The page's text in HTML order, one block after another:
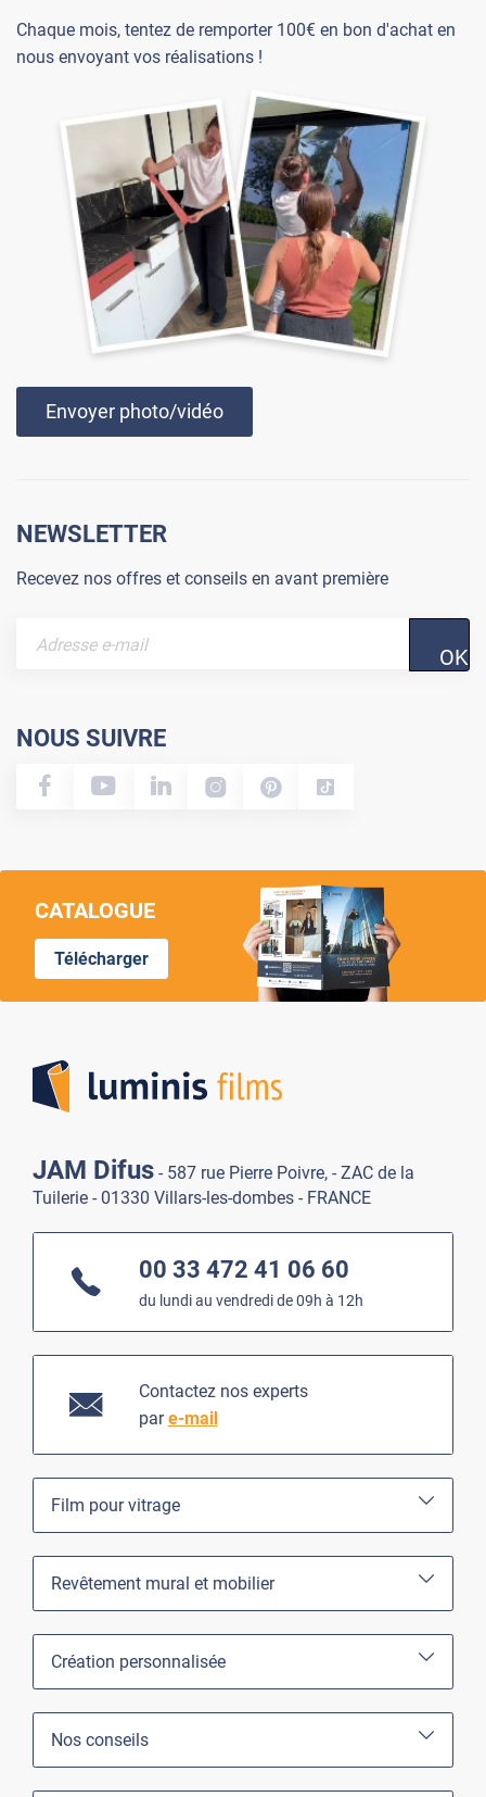
Chaque mois, tentez de remporter 100€ en bon d'achat en
nous envoyant vos réalisations !
Envoyer photo/vidéo
NEWSLETTER
Recevez nos offres et conseils en avant première
OK
NOUS SUIVRE
CATALOGUE
Télécharger
JAM Difus - 587 rue Pierre Poivre, - ZAC de la
Tuilerie - 01330 Villars-les-dombes - FRANCE
00 33 472 41 06 60
du lundi au vendredi de 09h à 12h
Contactez nos experts
pare-mail
Film pour vitrage
Revêtement mural et mobilier
Création personnalisée
Nos conseils